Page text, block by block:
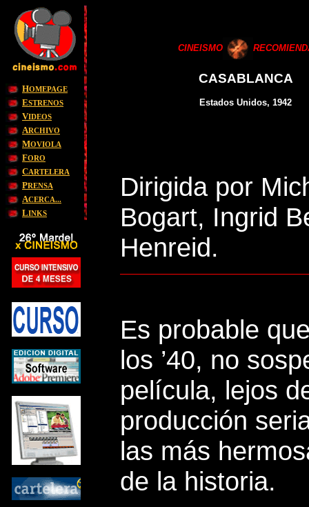
HOMEPAGE
ESTRENOS
VIDEOS
ARCHIVO
MOVIOLA
FORO
CARTELERA
PRENSA
ACERCA...
LINKS
CINEISMO
CASABLANCA
Estados Unidos, 1942
Dirigida por
Bogart, Ingrid
Henreid.
Es probable
los ’40, no
película, lejos
producción
las más
de la historia.